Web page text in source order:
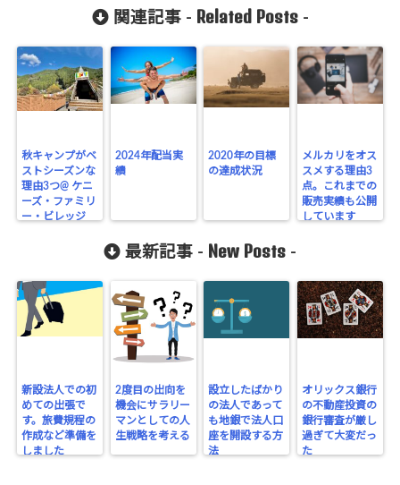
関連記事 - Related Posts-
秋キャンプがベ
ストシーズンな
理由3つ@ ケニ
ーズ・ファミリ
ー・ビレッジ
2024年配当実
績
2020年の目標
の達成状況
メルカリをオス
スメする理由3
点。これまでの
販売実績も公開
しています
最新記事 - New Posts -
新設法人での初
めての出張で
す。旅費規程の
作成など準備を
しました
2度目の出向を
機会にサラリー
マンとしての人
生戦略を考える
設立したばかり
の法人であって
も地銀で法人口
座を開設する方
法
オリックス銀行
の不動産投資の
銀行審査が厳し
過ぎて大変だっ
た